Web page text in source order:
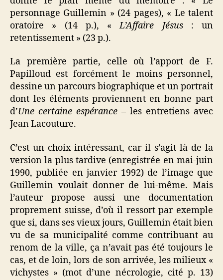
personnage Guillemin » (24 pages), « Le talent
oratoire » (14 p.), « L’Affaire Jésus: un
retentissement » (23 p.).
La première partie, celle où l’apport de F.
Papilloud est forcément le moins personnel,
dessine un parcours biographique et un portrait
dont les éléments proviennent en bonne part
d’Une certaine espérance – les entretiens avec
Jean Lacouture.
C’est un choix intéressant, car il s’agit là de la
version la plus tardive (enregistrée en mai-juin
1990, publiée en janvier 1992) de l’image que
Guillemin voulait donner de lui-même. Mais
l’auteur propose aussi une documentation
proprement suisse, d’où il ressort par exemple
que si, dans ses vieux jours, Guillemin était bien
vu de sa municipalité comme contribuant au
renom de la ville, ça n’avait pas été toujours le
cas, et de loin, lors de son arrivée, les milieux «
vichystes » (mot d’une nécrologie, cité p. 13)